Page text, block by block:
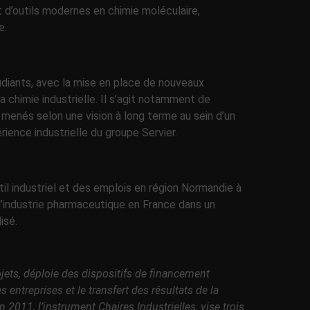
modernes en chimie moléculaire,
avec la mise en place de nouveaux
chimie industrielle. Il s’agit notamment de
selon une vision à long terme au sein d’un
industrielle du groupe Servier.
industriel et des emplois en région Normandie à
pharmaceutique en France dans un
déploie des dispositifs de financement
entreprises et le transfert des résultats de la
l’instrument Chaires Industrielles, vise trois